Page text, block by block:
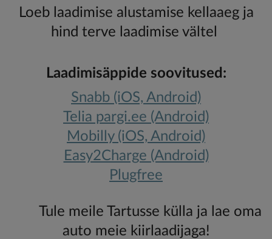
Loeb laadimise alustamise kellaaeg ja
hind terve laadimise vältel
Laadimisäppide soovitused:
Snabb (iOS, Android)
Telia pargi.ee (Android)
Mobilly (iOS, Android)
Easy2Charge (Android)
Plugfree
Tule meile Tartusse külla ja lae oma
auto meie kiirlaadijaga!